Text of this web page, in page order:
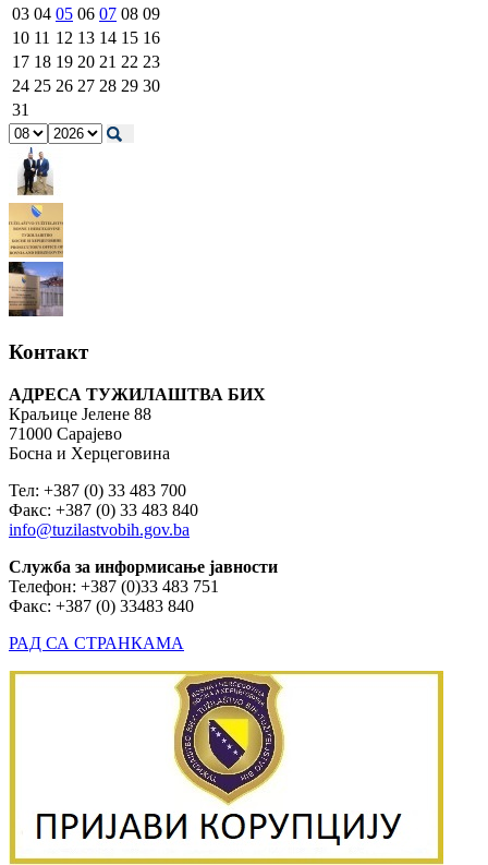
03 04 05 06 07 08 09
10 11 12 13 14 15 16
17 18 19 20 21 22 23
24 25 26 27 28 29 30
31
Контакт
АДРЕСА ТУЖИЛАШТВА БИХ
Краљице Јелене 88
71000 Сарајево
Босна и Херцеговина
Тел: +387 (0) 33 483 700
Факс: +387 (0) 33 483 840
info@tuzilastvobih.gov.ba
Служба за информисање јавности
Телефон: +387 (0)33 483 751
Факс: +387 (0) 33483 840
РАД СА СТРАНКАМА